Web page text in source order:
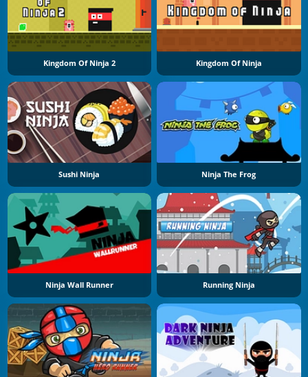
Kingdom Of Ninja 2 Kingdom Of Ninja
Sushi Ninja Ninja The Frog
Ninja Wall Runner Running Ninja